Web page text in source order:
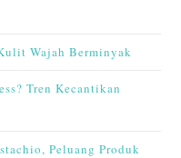
Wajah Berminyak
Tren Kecantikan
Peluang Produk